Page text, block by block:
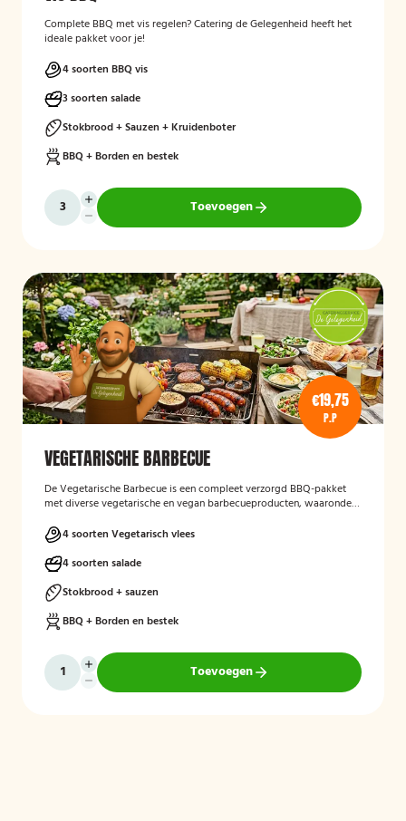
Complete BBQ met vis regelen? Catering de Gelegenheid heeft het
ideale pakket voor je!
4 soorten BBQ vis
3 soorten salade
Stokbrood + Sauzen + Kruidenboter
BBQ + Borden en bestek
Toevoegen
€19,75
P.P
VEGETARISCHE BARBECUE
De Vegetarische Barbecue is een compleet verzorgd BBQ-pakket
met diverse vegetarische en vegan barbecueproducten, waaronder
garnalenalternatief en groenteburger. Het arrangement wordt
aangevuld met verschillende salades, sauzen, vers afgebakken
stokbrood en kruidenboter. De barbecue, borden en het bestek zijn
inbegrepen, en de cateringservice verzorgt zowel de bezorging als
het ophalen van de materialen.
4 soorten Vegetarisch vlees
4 soorten salade
Stokbrood + sauzen
BBQ + Borden en bestek
Toevoegen